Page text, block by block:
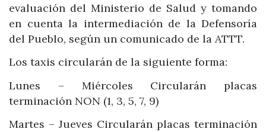
evaluación del Ministerio de Salud y tomando
en cuenta la intermediación de la Defensoría
del Pueblo, según un comunicado de la ATTT.
Los taxis circularán de la siguiente forma:
Lunes – Miércoles Circularán placas
terminación NON (1, 3, 5, 7, 9)
Martes – Jueves Circularán placas terminación